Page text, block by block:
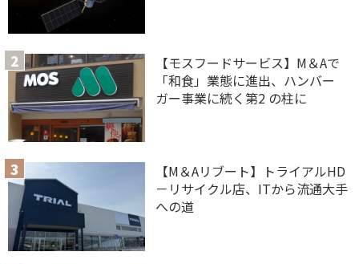
【モスフードサービス】M＆Aで
「和食」業態に進出、ハンバー
ガー事業に続く第2 の柱に
【M＆Aリブート】トライアルHD
－リサイクル店、ITから流通大手
への道